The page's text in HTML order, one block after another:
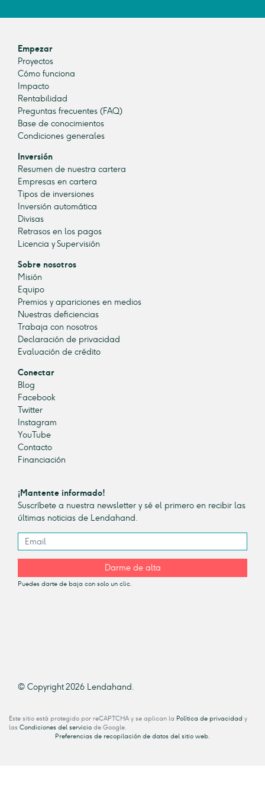
Empezar
Proyectos
Cómo funciona
Impacto
Rentabilidad
Preguntas frecuentes (FAQ)
Base de conocimientos
Condiciones generales
Inversión
Resumen de nuestra cartera
Empresas en cartera
Tipos de inversiones
Inversión automática
Divisas
Retrasos en los pagos
Licencia y Supervisión
Sobre nosotros
Misión
Equipo
Premios y apariciones en medios
Nuestras deficiencias
Trabaja con nosotros
Declaración de privacidad
Evaluación de crédito
Conectar
Blog
Facebook
Twitter
Instagram
YouTube
Contacto
Financiación
¡Mantente informado!
Suscríbete a nuestra newsletter y sé el primero en recibir las
últimas noticias de Lendahand.
Darme de alta
Puedes darte de baja con solo un clic.
© Copyright 2026 Lendahand.
Este sitio está protegido por reCAPTCHA y se aplican la Política de privacidad y
las Condiciones del servicio de Google.
Preferencias de recopilación de datos del sitio web.